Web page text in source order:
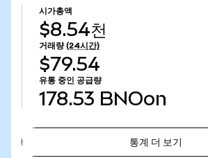
시가총액
$8.54천
거래량 (24시간)
$79.54
유통 중인 공급량
178.53 BNOon
통계 더 보기